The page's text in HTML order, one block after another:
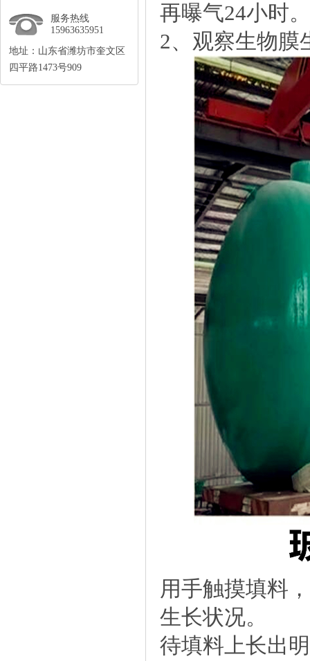
服务热线
15963635951
地址：山东省潍坊市奎文区
四平路1473号909
再曝气24小时。
2、观察生物膜
用手触摸填料
生长状况。
待填料上长出